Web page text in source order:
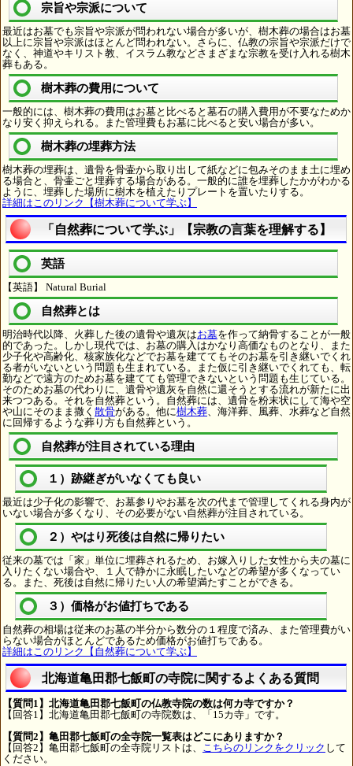
宗旨や宗派について
最近はお墓でも宗旨や宗派が問われない場合が多いが、樹木葬の場合はお墓
以上に宗旨や宗派はほとんど問われない。さらに、仏教の宗旨や宗派だけで
なく、神道やキリスト教、イスラム教などさまざまな宗教を受け入れる樹木
葬もある。
樹木葬の費用について
一般的には、樹木葬の費用はお墓と比べると墓石の購入費用が不要なためか
なり安く抑えられる。また管理費もお墓に比べると安い場合が多い。
樹木葬の埋葬方法
樹木葬の埋葬は、遺骨を骨壷から取り出して紙などに包みそのまま土に埋め
る場合と、骨壷ごと埋葬する場合がある。一般的に誰を埋葬したかがわかる
ように、埋葬した場所に樹木を植えたりプレートを置いたりする。
詳細はこのリンク【樹木葬について学ぶ】
「自然葬について学ぶ」【宗教の言葉を理解する】
英語
【英語】 Natural Burial
自然葬とは
明治時代以降、火葬した後の遺骨や遺灰はお墓を作って納骨することが一般
的であった。しかし現代では、お墓の購入はかなり高価なものとなり、また
少子化や高齢化、核家族化などでお墓を建ててもそのお墓を引き継いでくれ
る者がいないという問題も生まれている。また仮に引き継いでくれても、転
勤などで遠方のためお墓を建てても管理できないという問題も生じている。
そのためお墓の代わりに、遺骨や遺灰を自然に還そうとする流れが新たに出
来つつある。それを自然葬という。自然葬には、遺骨を粉末状にして海や空
や山にそのまま撒く 散骨がある。他に樹木葬、海洋葬、風葬、水葬など自然
に回帰するような葬り方も自然葬という。
自然葬が注目されている理由
１）跡継ぎがいなくても良い
最近は少子化の影響で、お墓参りやお墓を次の代まで管理してくれる身内が
いない場合が多くなり、その必要がない自然葬が注目されている。
２）やはり死後は自然に帰りたい
従来の墓では「家」単位に埋葬されるため、お嫁入りした女性から夫の墓に
入りたくない場合や、１人で静かに永眠したいなどの希望が多くなってい
る。また、死後は自然に帰りたい人の希望満たすことができる。
３）価格がお値打ちである
自然葬の相場は従来のお墓の半分から数分の１程度で済み、また管理費がい
らない場合がほとんどであるため価格がお値打ちである。
詳細はこのリンク【自然葬について学ぶ】
北海道亀田郡七飯町の寺院に関するよくある質問
【質問1】北海道亀田郡七飯町の仏教寺院の数は何カ寺ですか？
【回答1】北海道亀田郡七飯町の寺院数は、「15カ寺」です。
【質問2】亀田郡七飯町の全寺院一覧表はどこにありますか？
【回答2】亀田郡七飯町の全寺院リストは、 こちらのリンクをクリック して
ください。